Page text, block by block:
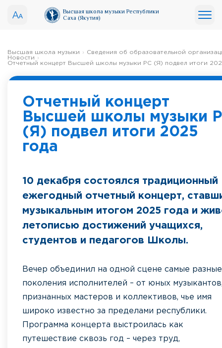
Высшая школа музыки Республики
Саха (Якутия)
Высшая школа музыки
Сведения об образовательной
Новости
Отчетный концерт Высшей школы музыки РС (Я) подвел итоги
Отчетный концерт
Высшей школы музыки
(Я) подвел итоги 2025
года
10 декабря состоялся традиционный
ежегодный отчетный концерт,
музыкальным итогом 2025 года и
летописью достижений учащихся,
студентов и педагогов Школы.
Вечер объединил на одной сцене самые разные
поколения исполнителей – от юных
признанных мастеров и коллективов, чье имя
широко известно за пределами республики.
Программа концерта выстроилась как
путешествие сквозь год – через труд,